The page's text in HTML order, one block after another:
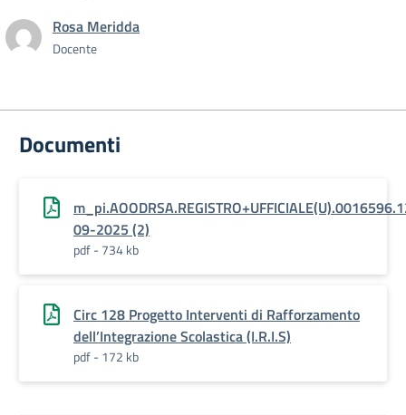
Rosa Meridda
Docente
Documenti
09-2025 (2)
pdf - 734 kb
Circ 128 Progetto Interventi di Rafforzamento
dell’Integrazione Scolastica (I.R.I.S)
pdf - 172 kb